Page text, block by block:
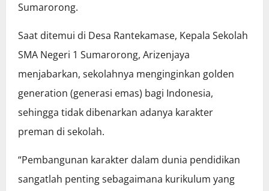
Sumarorong.
Saat ditemui di Desa Rantekamase, Kepala Sekolah
SMA Negeri 1 Sumarorong, Arizenjaya
menjabarkan, sekolahnya menginginkan golden
generation (generasi emas) bagi Indonesia,
sehingga tidak dibenarkan adanya karakter
preman di sekolah.
“Pembangunan karakter dalam dunia pendidikan
sangatlah penting sebagaimana kurikulum yang